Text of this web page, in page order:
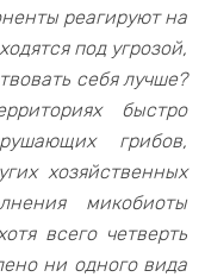
реагируют на
под угрозой,
себя лучше?
быстро
грибов,
хозяйственных
микобиоты
всего четверть
ни одного вида